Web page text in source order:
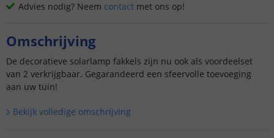
Advies nodig? Neem contact met ons op!
Omschrijving
De decoratieve solarlamp fakkels zijn nu ook als voordeelset
van 2 verkrijgbaar. Gegarandeerd een sfeervolle toevoeging
aan uw tuin!
Bekijk volledige omschrijving